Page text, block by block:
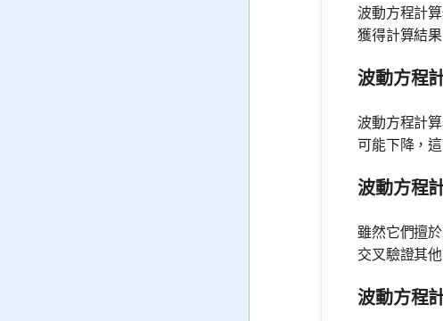
波動方程計
獲得計算結
波動方程
波動方程計
可能下降，
波動方程
雖然它們擅
交叉驗證其
波動方程